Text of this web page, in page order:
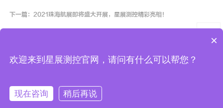
下一篇：2021珠海航展即将盛大开展，星展测控精彩亮相！
COPYRIGHT(©)2007-2025 星展测控科技股份有限公司
陕ICP备10000878号-3
陕公网安备 61019102000454号
×
欢迎来到星展测控官网，请问有什么可以帮您？
现在咨询
稍后再说
拨打电话